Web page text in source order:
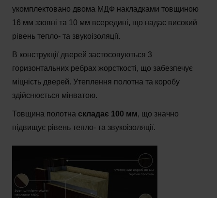
укомплектовано двома МДФ накладками товщиною
16 мм ззовні та 10 мм всередині, що надає високий
рівень тепло- та звукоізоляції.
В конструкції дверей застосовуються 3
горизонтальних ребрах жорсткості, що забезпечує
міцність дверей. Утеплення полотна та коробу
здійснюється мінватою.
Товщина полотна складає 100 мм, що значно
підвищує рівень тепло- та звукоізоляції.